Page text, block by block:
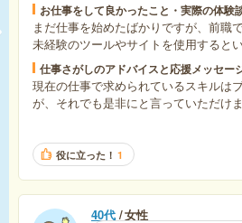
お仕事をして良かったこと・実際の体験
まだ仕事を始めたばかりですが、前職
未経験のツールやサイトを使用すると
やりがいを感じる仕事という印象でした
仕事さがしのアドバイスと応援メッセー
現在の仕事で求められているスキルは
が、それでも是非にと言っていただけ
ますので、あきらめずチャレンジして
就く前に学び直すのもいいかもしれま
役に立った！ 1
40代 女性